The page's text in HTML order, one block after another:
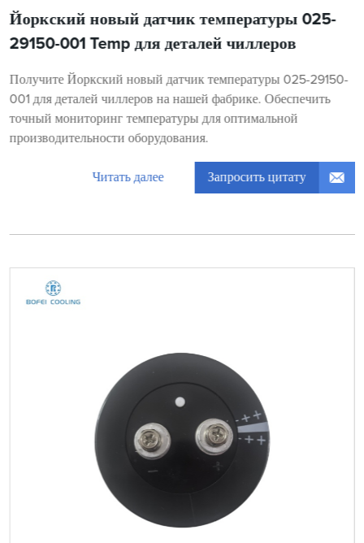
Йоркский новый датчик температуры 025-
29150-001 Temp для деталей чиллеров
Получите Йоркский новый датчик температуры 025-29150-
001 для деталей чиллеров на нашей фабрике. Обеспечить
точный мониторинг температуры для оптимальной
производительности оборудования.
Читать далее Запросить цитату